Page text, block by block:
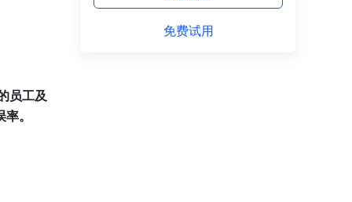
免费试用
率。